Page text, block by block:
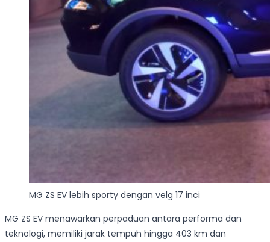
MG ZS EV lebih sporty dengan velg 17 inci
MG ZS EV menawarkan perpaduan antara performa dan
teknologi, memiliki jarak tempuh hingga 403 km dan